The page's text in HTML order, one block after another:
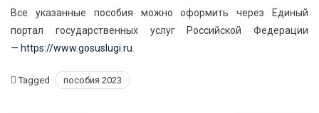
Все указанные пособия можно оформить через Единый
портал государственных услуг Российской Федерации
— https://www.gosuslugi.ru
Tagged пособия 2023